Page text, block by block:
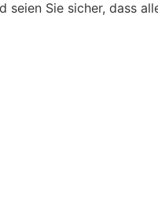
seien Sie sicher, dass